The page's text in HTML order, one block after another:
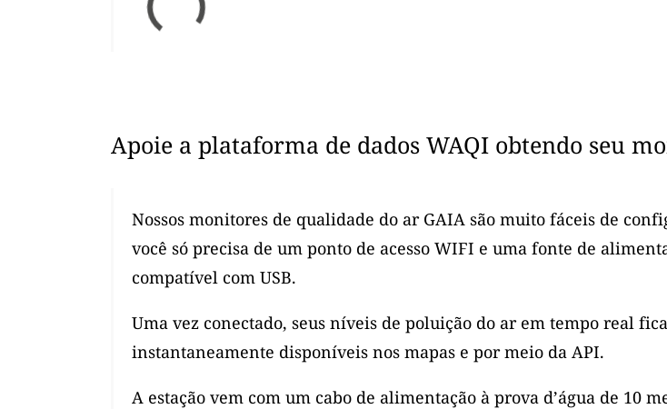
Apoie a plataforma de dados WAQI obtendo seu
Nossos monitores de qualidade do ar GAIA são muito fáceis de
você só precisa de um ponto de acesso WIFI e uma fonte de
compatível com USB.
Uma vez conectado, seus níveis de poluição do ar em tempo real
instantaneamente disponíveis nos mapas e por meio da API.
A estação vem com um cabo de alimentação à prova d’água de 10